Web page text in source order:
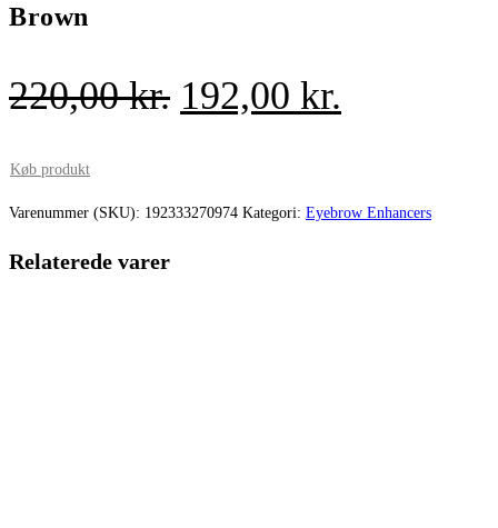
Brown
220,00kr. Den
var:
192,00 kr.
er:
Køb produkt
Varenummer (SKU): 192333270974 Kategori: Eyebrow Enhancers
Relaterede varer